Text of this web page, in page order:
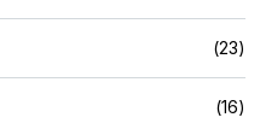
(23)
(16)